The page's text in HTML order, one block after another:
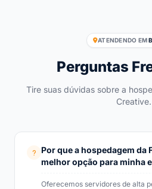
ATENDENDO EM
Perguntas
Tire suas dúvidas sobre a
Creative.
Por que a hospedagem da
melhor opção para minha
Oferecemos servidores de alta